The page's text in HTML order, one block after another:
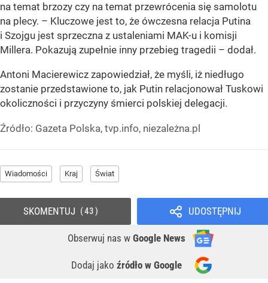
na temat brzozy czy na temat przewrócenia się samolotu
na plecy. – Kluczowe jest to, że ówczesna relacja Putina
i Szojgu jest sprzeczna z ustaleniami MAK-u i komisji
Millera. Pokazują zupełnie inny przebieg tragedii – dodał.
Antoni Macierewicz zapowiedział, że myśli, iż niedługo
zostanie przedstawione to, jak Putin relacjonował Tuskowi
okoliczności i przyczyny śmierci polskiej delegacji.
Źródło: Gazeta Polska, tvp.info, niezależna.pl
Wiadomości Kraj Świat
UDOSTĘPNIJ
Obserwuj nas w Google News
Dodaj jako źródło w Google
SKOMENTUJ 43